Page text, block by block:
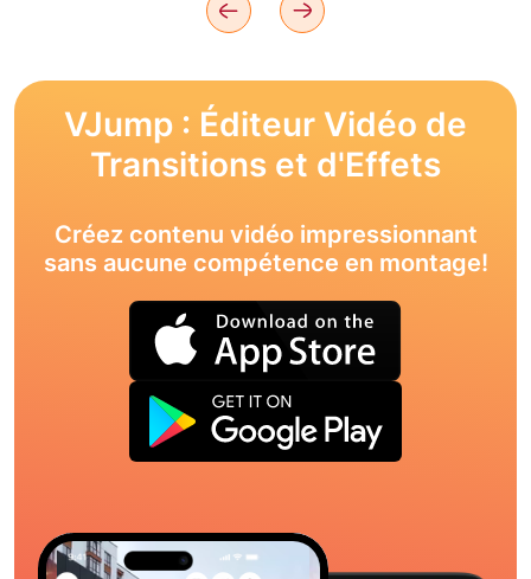
VJump : Éditeur Vidéo de
Transitions et d'Effets
Créez contenu vidéo impressionnant
sans aucune compétence en montage!